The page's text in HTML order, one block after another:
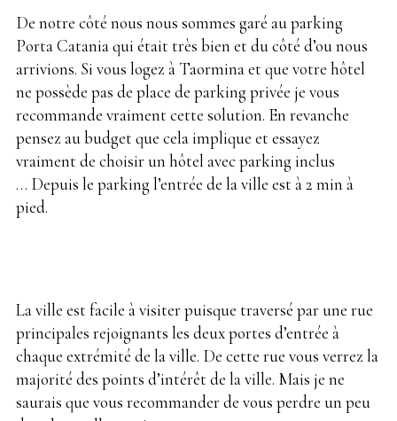
De notre côté nous nous sommes garé au parking
Porta Catania qui était très bien et du côté d’ou nous
arrivions. Si vous logez à Taormina et que votre hôtel
ne possède pas de place de parking privée je vous
recommande vraiment cette solution. En revanche
pensez au budget que cela implique et essayez
vraiment de choisir un hôtel avec parking inclus
… Depuis le parking l’entrée de la ville est à 2 min à
pied.
La ville est facile à visiter puisque traversé par une rue
principales rejoignants les deux portes d’entrée à
chaque extrémité de la ville. De cette rue vous verrez la
majorité des points d’intérêt de la ville. Mais je ne
saurais que vous recommander de vous perdre un peu